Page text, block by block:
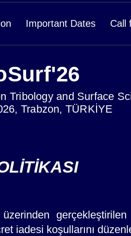
Important Dates Call
Tribology and Surface
Trabzon, TÜRKİYE
gerçekleştirilen
iadesi koşullarını